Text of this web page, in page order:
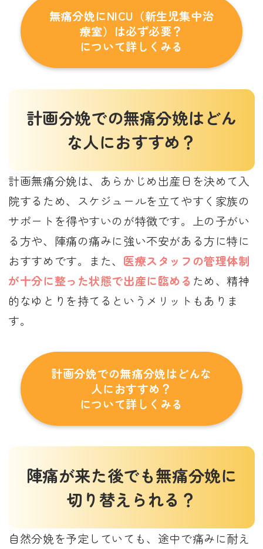
無痛分娩にNICU（新生児集中治
療室）は必ず必要？
について詳しくみる
計画分娩での無痛分娩はどん
な人におすすめ？
計画無痛分娩は、あらかじめ出産日を決めて入
院するため、スケジュールを立てやすく家族の
サポートを得やすいのが特徴です。上の子がい
る方や、陣痛の痛みに強い不安がある方に特に
おすすめです。また、 医療スタッフの管理体制
が十分に整った状態で出産に臨める ため、精神
的なゆとりを持てるというメリットもありま
す。
計画分娩での無痛分娩はどんな
人におすすめ？
について詳しくみる
陣痛が来た後でも無痛分娩に
切り替えられる？
自然分娩を予定していても、途中で痛みに耐え